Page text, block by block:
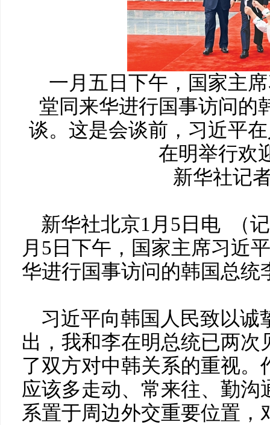
一月五日下午，国家主
堂同来华进行国事访问的
谈。这是会谈前，习近平
在明举行欢
新华社记
新华社北京1月5日电 （
月5日下午，国家主席习近
华进行国事访问的韩国总统
习近平向韩国人民致以诚
出，我和李在明总统已两次
了双方对中韩关系的重视。
应该多走动、常来往、勤沟
系置于周边外交重要位置，